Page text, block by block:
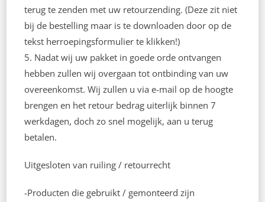
terug te zenden met uw retourzending. (Deze zit niet
bij de bestelling maar is te downloaden door op de
tekst herroepingsformulier te klikken!)
5. Nadat wij uw pakket in goede orde ontvangen
hebben zullen wij overgaan tot ontbinding van uw
overeenkomst. Wij zullen u via e-mail op de hoogte
brengen en het retour bedrag uiterlijk binnen 7
werkdagen, doch zo snel mogelijk, aan u terug
betalen.
Uitgesloten van ruiling / retourrecht
-Producten die gebruikt / gemonteerd zijn